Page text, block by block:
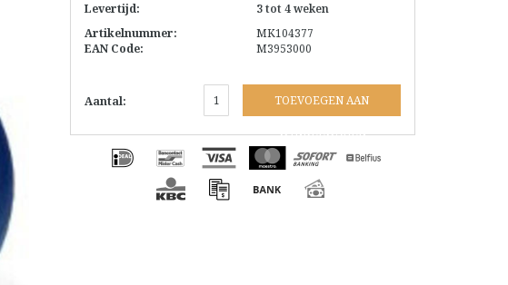
Levertijd:
3 tot 4 weken
Artikelnummer:
MK104377
EAN Code:
M3953000
Aantal: TOEVOEGEN AAN
WINKELWAGEN